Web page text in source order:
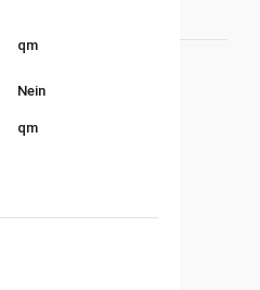
qm
Nein
qm